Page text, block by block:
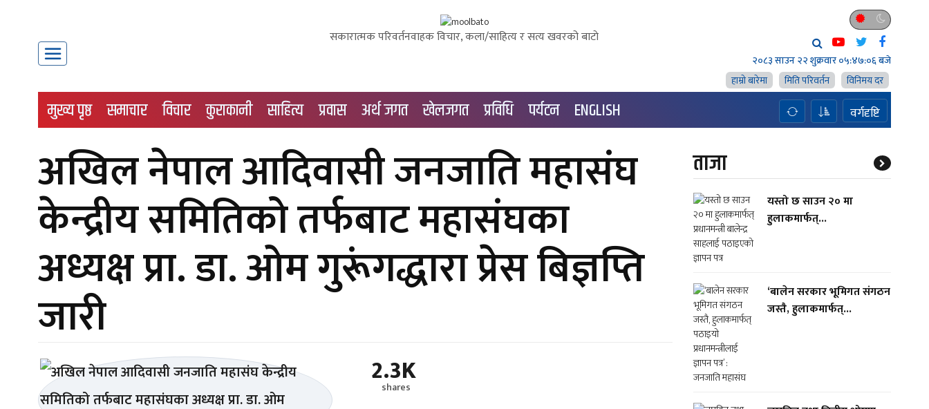
सकारात्मक परिवर्तनवाहक विचार, कला/साहित्य र सत्य खवरको बाटाे
२०८३ साउन २२ शुक्रवार०५:४७:०७ बजे
हाम्राे बारेमा
मिति परिवर्तन विनिमय दर
मुख्य पृष्ठ समाचार विचार कुराकानी साहित्य प्रवास अर्थ जगत खेलजगत प्रविधि पर्यटन ENGLISH वर्गदृष्टि
अखिल नेपाल आदिवासी जनजाति महासंघ
केन्द्रीय समितिको तर्फबाट महासंघका
अध्यक्ष प्रा. डा. ओम गुरूंगद्धारा प्रेस बिज्ञप्ति
जारी
2.3K
shares
ताजा
यस्तो छ साउन २० मा
हुलाकमार्फत्...
‘बालेन सरकार भूमिगत संगठन
जस्तै, हुलाकमार्फत्...